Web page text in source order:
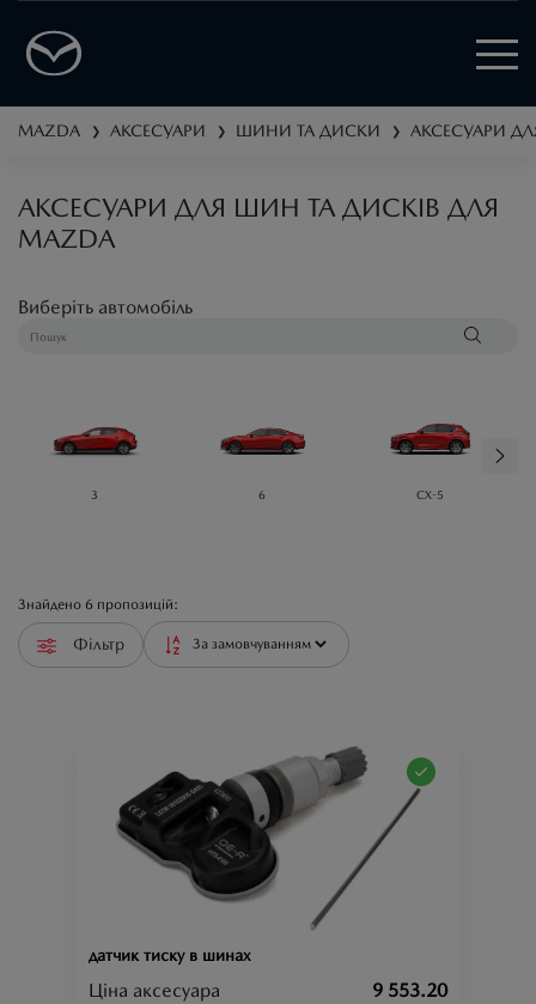
MAZDA ❯ АКСЕСУАРИ ❯ ШИНИ ТА ДИСКИ ❯ АКСЕСУАРИ
АКСЕСУАРИ ДЛЯ ШИН ТА ДИСКІВ ДЛЯ
MAZDA
Виберіть автомобіль
3 6 CX-5
Знайдено 6 пропозицій:
Фільтр
датчик тиску в шинах
Ціна аксесуара 9 553.20